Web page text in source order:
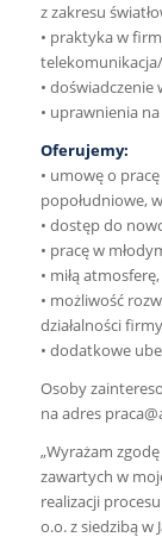
z zakresu
• praktyka w
• doświadczenie
• uprawnienia
Oferujemy:
• umowę o
popołudniowe,
• dostęp do
• pracę w
• miłą atmosferę,
• możliwość
działalności
• dodatkowe
Osoby
na adres
„Wyrażam
zawartych w
realizacji
o.o. z siedzibą w